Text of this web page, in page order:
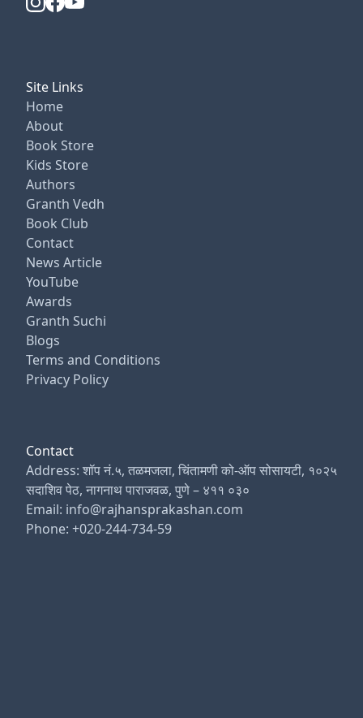
Site Links
Home
About
Book Store
Kids Store
Authors
Granth Vedh
Book Club
Contact
News Article
YouTube
Awards
Granth Suchi
Blogs
Terms and Conditions
Privacy Policy
Contact
Address: शॉप नं.५, तळमजला, चिंतामणी को-ऑप सोसायटी, १०२५
सदाशिव पेठ, नागनाथ पाराजवळ, पुणे – ४११ ०३०
Email: info@rajhansprakashan.com
Phone: +020-244-734-59